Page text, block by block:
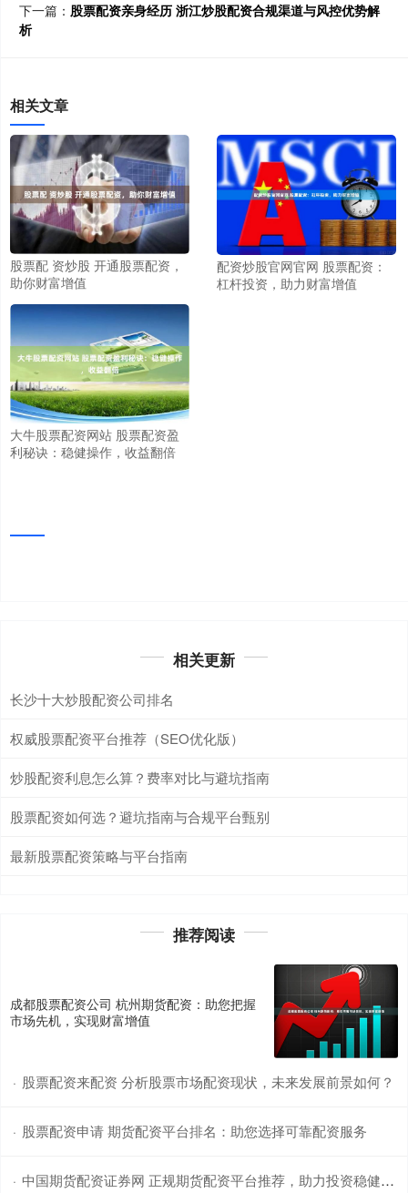
下一篇： 股票配资亲身经历 浙江炒股配资合规渠道与风控优势解
析
相关文章
股票配 资炒股 开通股票配资，
助你财富增值
配资炒股官网官网 股票配资：
杠杆投资，助力财富增值
大牛股票配资网站 股票配资盈
利秘诀：稳健操作，收益翻倍
相关更新
长沙十大炒股配资公司排名
权威股票配资平台推荐（SEO优化版）
炒股配资利息怎么算？费率对比与避坑指南
股票配资如何选？避坑指南与合规平台甄别
最新股票配资策略与平台指南
推荐阅读
成都股票配资公司 杭州期货配资：助您把握
市场先机，实现财富增值
· 股票配资来配资 分析股票市场配资现状，未来发展前景如何？
· 股票配资申请 期货配资平台排名：助您选择可靠配资服务
· 中国期货配资证券网 正规期货配资平台推荐，助力投资稳健获利